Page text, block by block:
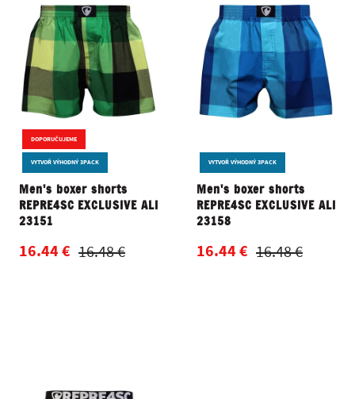
DOPORUČUJEME
VYTVOŘ VÝHODNÝ 3PACK
Men's boxer shorts
REPRE4SC EXCLUSIVE ALI
23151
16.44 € 16.48 €
VYTVOŘ VÝHODNÝ 3PACK
Men's boxer shorts
REPRE4SC EXCLUSIVE ALI
23158
16.44 € 16.48 €